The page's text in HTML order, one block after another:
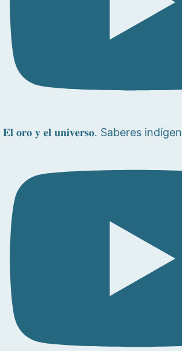
𝐄𝐥 𝐨𝐫𝐨 𝐲 𝐞𝐥 𝐮𝐧𝐢𝐯𝐞𝐫𝐬𝐨. Saberes